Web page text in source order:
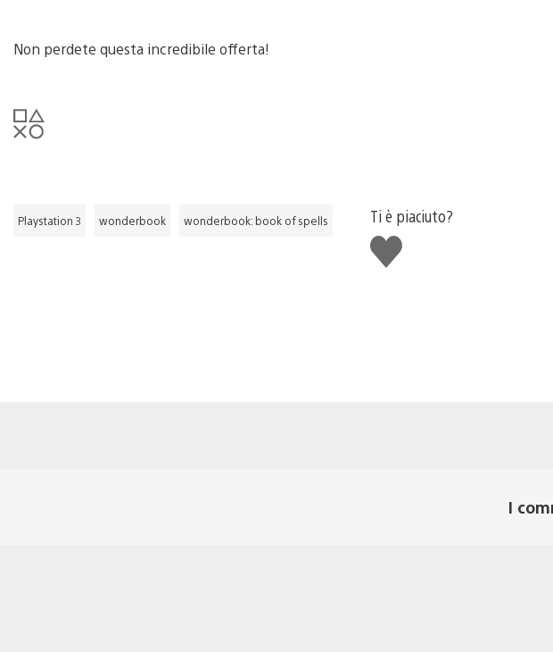
Non perdete questa incredibile offerta!
Playstation 3 wonderbook wonderbook: book of spells
Ti è piaciuto?
Mi
piace
I